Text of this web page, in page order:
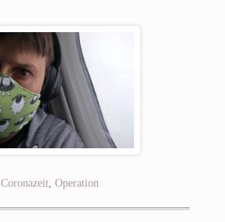
Coronazeit, Operation